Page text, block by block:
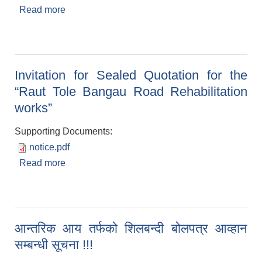
Read more
Invitation for Sealed Quotation for the
“Raut Tole Bangau Road Rehabilitation
works”
Supporting Documents:
notice.pdf
Read more
आन्तरिक आय तर्फको शिलबन्दी बोलपत्र आव्हान
सम्बन्धी सूचना !!!